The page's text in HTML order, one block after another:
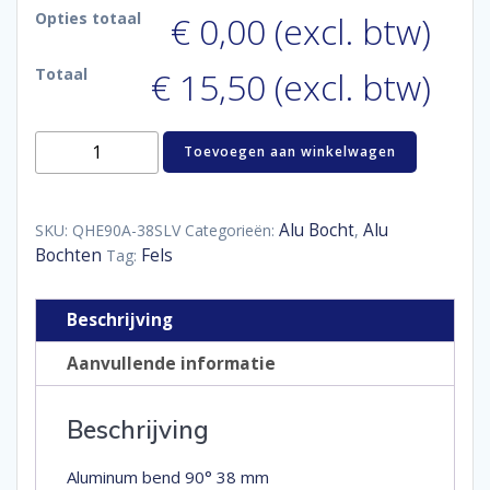
Opties totaal € 0,00 (excl. btw)
Totaal € 15,50 (excl. btw)
Aluminum
mm
aantal
Toevoegen aan winkelwagen
SKU: QHE90A-38SLV Categorieën: Alu Bocht, Alu
Bochten Tag: Fels
Beschrijving
Aanvullende informatie
Beschrijving
Aluminum bend 90° 38 mm